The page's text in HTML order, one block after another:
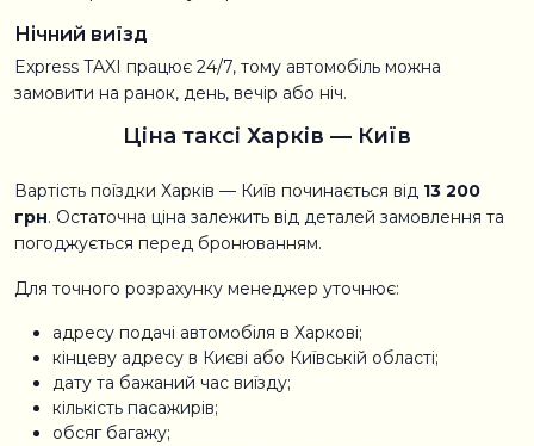
Нічний виїзд
Express TAXI працює 24/7, тому автомобіль можна
замовити на ранок, день, вечір або ніч.
Ціна таксі Харків — Київ
Вартість поїздки Харків — Київ починається від 13 200
грн. Остаточна ціна залежить від деталей замовлення та
погоджується перед бронюванням.
Для точного розрахунку менеджер уточнює:
адресу подачі автомобіля в Харкові;
кінцеву адресу в Києві або Київській області;
дату та бажаний час виїзду;
кількість пасажирів;
обсяг багажу;